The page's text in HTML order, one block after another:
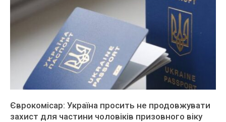
Єврокомісар: Україна просить не продовжувати
захист для частини чоловіків призовного віку